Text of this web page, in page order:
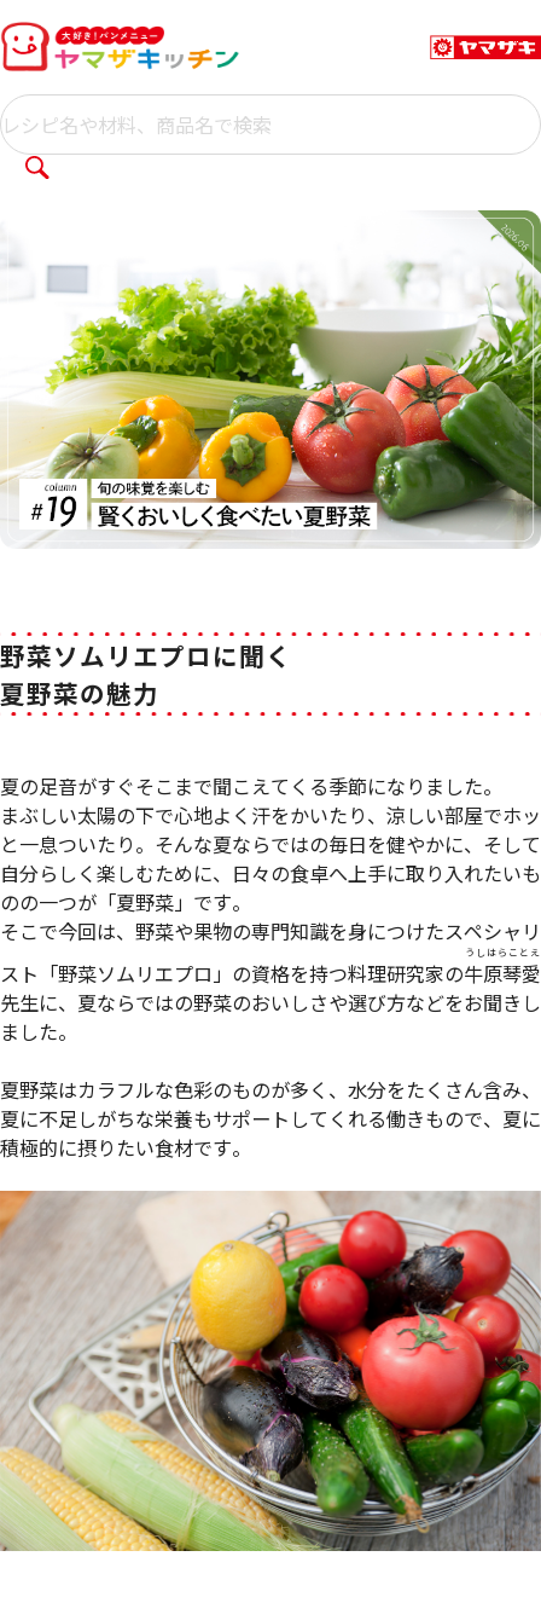
野菜ソムリエプロに聞く
夏野菜の魅力
夏の足音がすぐそこまで聞こえてくる季節になりました。
まぶしい太陽の下で心地よく汗をかいたり、涼しい部屋でホッ
と一息ついたり。そんな夏ならではの毎日を健やかに、そして
自分らしく楽しむために、日々の食卓へ上手に取り入れたいも
のの一つが「夏野菜」です。
そこで今回は、野菜や果物の専門知識を身につけたスペシャリ
スト「野菜ソムリエプロ」の資格を持つ料理研究家の牛原琴愛
うしはらことえ
先生に、夏ならではの野菜のおいしさや選び方などをお聞きし
ました。
夏野菜はカラフルな色彩のものが多く、水分をたくさん含み、
夏に不足しがちな栄養もサポートしてくれる働きもので、夏に
積極的に摂りたい食材です。